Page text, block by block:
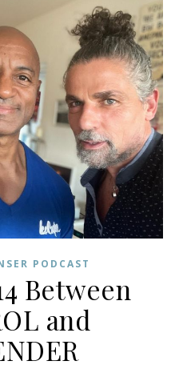
PODCAST
Between
and